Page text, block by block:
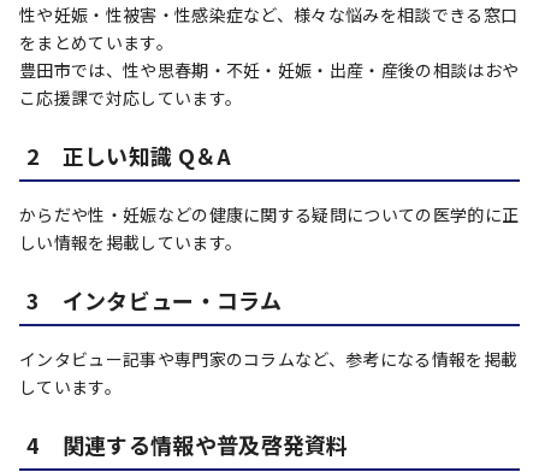
性や妊娠・性被害・性感染症など、様々な悩みを相談できる窓口
をまとめています。
豊田市では、性や思春期・不妊・妊娠・出産・産後の相談はおや
こ応援課で対応しています。
2 正しい知識 Q＆A
からだや性・妊娠などの健康に関する疑問についての医学的に正
しい情報を掲載しています。
3 インタビュー・コラム
インタビュー記事や専門家のコラムなど、参考になる情報を掲載
しています。
4 関連する情報や普及啓発資料